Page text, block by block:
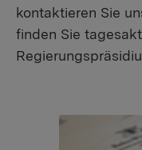
kontaktieren Sie
finden Sie